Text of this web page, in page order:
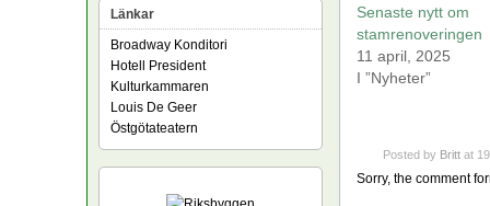
Senaste nytt om
stamrenoveringen
11 april, 2025
I ”Nyheter”
Posted by Britt at
Sorry, the comment
Länkar
Broadway Konditori
Hotell President
Kulturkammaren
Louis De Geer
Östgötateatern